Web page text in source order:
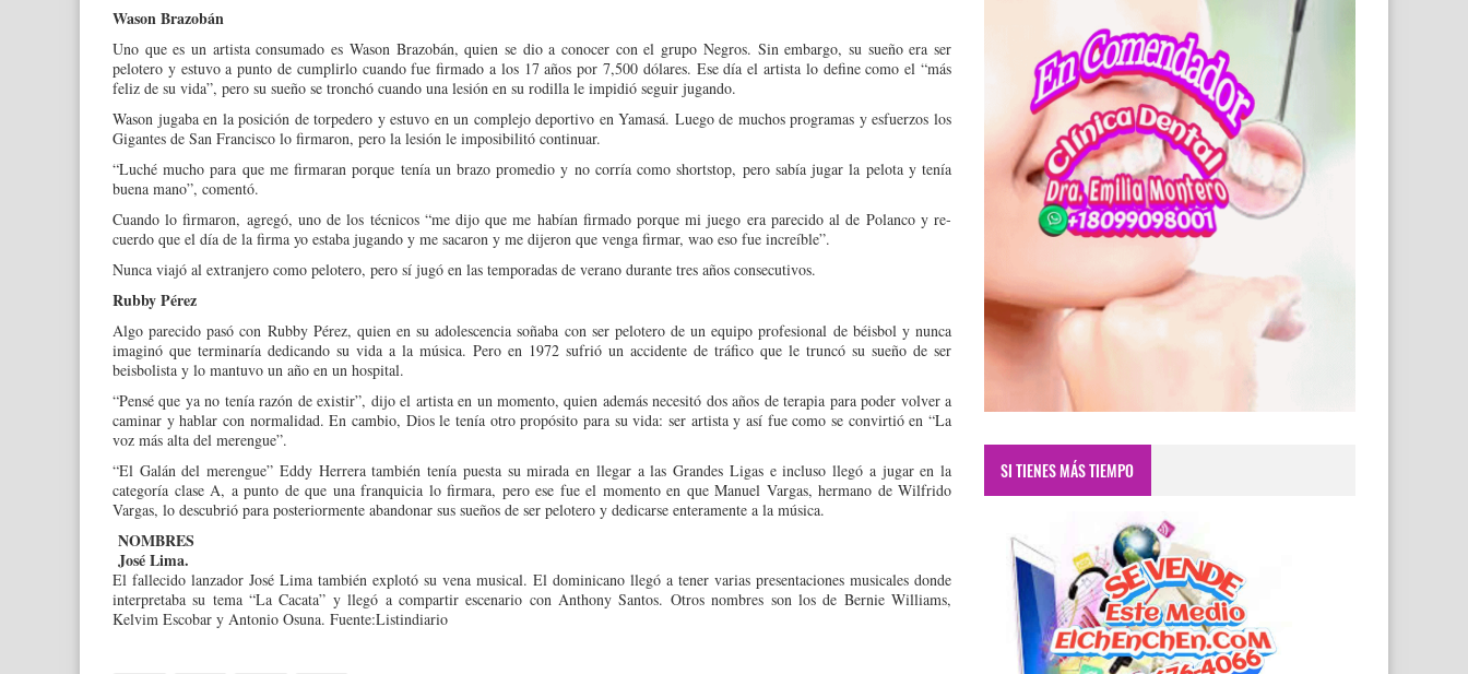
Wason Brazobán
Uno que es un artis­ta consumado es Wason Brazobán, quien se dio a conocer con el grupo Ne­gros. Sin embargo, su sue­ño era ser
pelotero y estu­vo a punto de cumplirlo cuando fue firmado a los 17 años por 7,500 dóla­res. Ese día el artista lo de­fine como el “más
feliz de su vida”, pero su sueño se tronchó cuando una lesión en su rodilla le impidió se­guir jugando.
Wason jugaba en la posi­ción de torpedero y estuvo en un complejo deportivo en Yamasá. Luego de mu­chos programas y esfuerzos los
Gigantes de San Francisco lo firmaron, pero la le­sión le imposibilitó conti­nuar.
“Luché mucho para que me firmaran porque tenía un brazo promedio y no co­rría como shortstop, pero sabía jugar la pelota y tenía
buena mano”, comentó.
Cuando lo firmaron, agregó, uno de los técnicos “me dijo que me habían fir­mado porque mi juego era parecido al de Polanco y re­
cuerdo que el día de la fir­ma yo estaba jugando y me sacaron y me dijeron que venga firmar, wao eso fue increíble”.
Nunca viajó al extranjero como pelotero, pero sí jugó en las temporadas de vera­no durante tres años conse­cutivos.
Rubby Pérez
Algo parecido pasó con Rubby Pérez, quien en su adolescencia soñaba con ser pelotero de un equi­po profesional de béisbol y nunca
imaginó que termi­naría dedicando su vida a la música. Pero en 1972 sufrió un accidente de tráfico que le truncó su sueño de ser
beisbolista y lo mantuvo un año en un hospital.
“Pensé que ya no te­nía razón de existir”, dijo el artista en un momento, quien además necesitó dos años de terapia para po­der volver a
caminar y ha­blar con normalidad. En cambio, Dios le tenía otro propósito para su vida: ser artista y así fue como se convirtió en “La
voz más alta del merengue”.
“El Galán del merengue” Eddy Herrera también tenía puesta su mirada en llegar a las Grandes Ligas e incluso llegó a jugar en la
categoría clase A, a punto de que una franquicia lo firmara, pero ese fue el momento en que Manuel Vargas, hermano de Wilfrido
Vargas, lo des­cubrió para posteriormen­te abandonar sus sueños de ser pelotero y dedicarse en­teramente a la música.
NOMBRES
José Lima.
El fallecido lanzador José Lima también ex­plotó su vena musical. El dominicano llegó a tener varias presenta­ciones musicales don­de
interpretaba su te­ma “La Cacata” y llegó a compartir escena­rio con Anthony San­tos. Otros nombres son los de Bernie Williams,
Kelvim Escobar y Anto­nio Osuna. Fuente:Listindiario
SI TIENES MÁS TIEMPO